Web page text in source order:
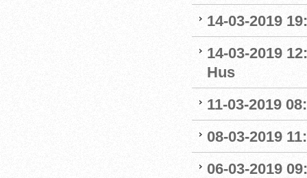
14-03-2019
14-03-2019
Hus
11-03-2019
08-03-2019
06-03-2019